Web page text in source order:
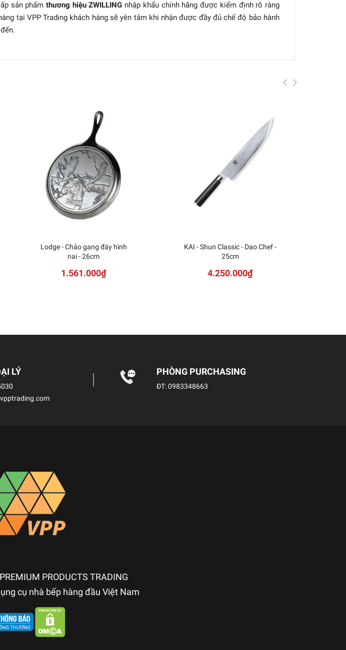
sản phẩmthương hiệu ZWILLING nhập khẩu chính hãng được kiểm định rõ ràng
tại VPP Trading khách hàng sẽ yên tâm khi nhận được đầy đủ chế độ bảo hành
Lodge - Chảo gang đáy hình
nai - 26cm
1.561.000₫
KAI - Shun Classic - Dao Chef -
25cm
4.250.000₫
LÝ PHÒNG PURCHASING
ĐT:0983348663
PRODUCTS TRADING
cụ nhà bếp hàng đầu Việt Nam